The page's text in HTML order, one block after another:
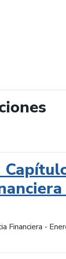
de búsqueda
Financiera -